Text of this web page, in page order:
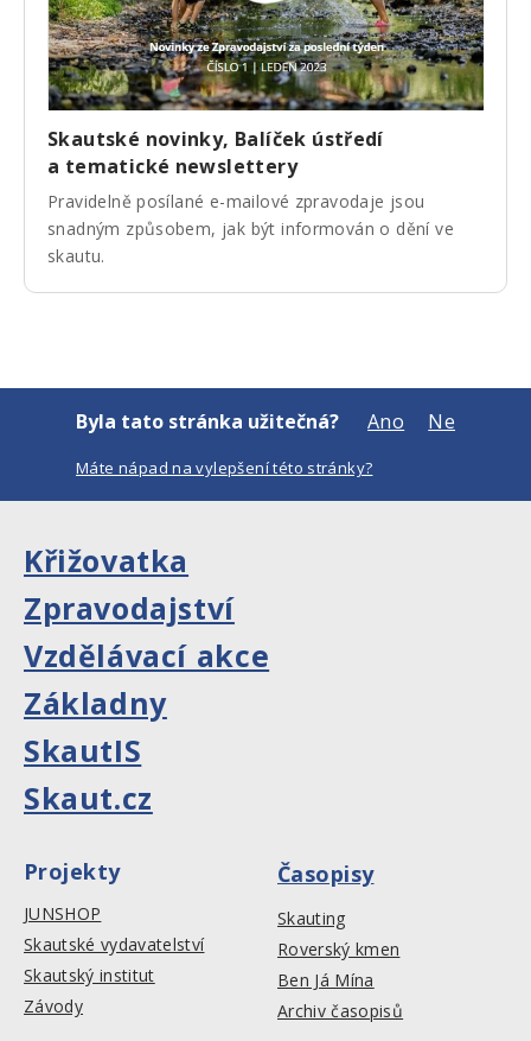
Skautské novinky, Balíček ústředí
a tematické newslettery
Pravidelně posílané e-mailové zpravodaje jsou
snadným způsobem, jak být informován o dění ve
skautu.
Byla tato stránka užitečná? Ano Ne
Máte nápad na vylepšení této stránky?
Křižovatka
Zpravodajství
Vzdělávací akce
Základny
SkautIS
Skaut.cz
Projekty
JUNSHOP
Skautské vydavatelství
Skautský institut
Závody
Časopisy
Skauting
Roverský kmen
Ben Já Mína
Archiv časopisů